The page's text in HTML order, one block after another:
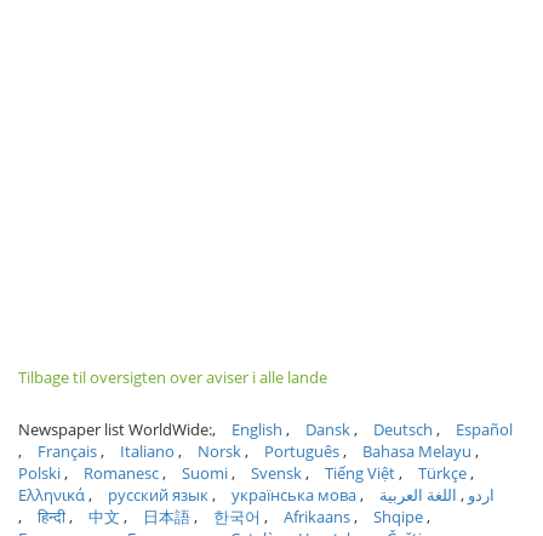
Tilbage til oversigten over aviser i alle lande
Newspaper list WorldWide: English Dansk Deutsch
Español
Français
Italiano Norsk Português
Bahasa Melayu
Polski
Romanesc Suomi Svensk Tiếng Việt
Türkçe
Ελληνικά
русский язык українська мова اردو
اللغة العربية
हिन्दी
中文 日本語 한국어 Afrikaans
Shqipe